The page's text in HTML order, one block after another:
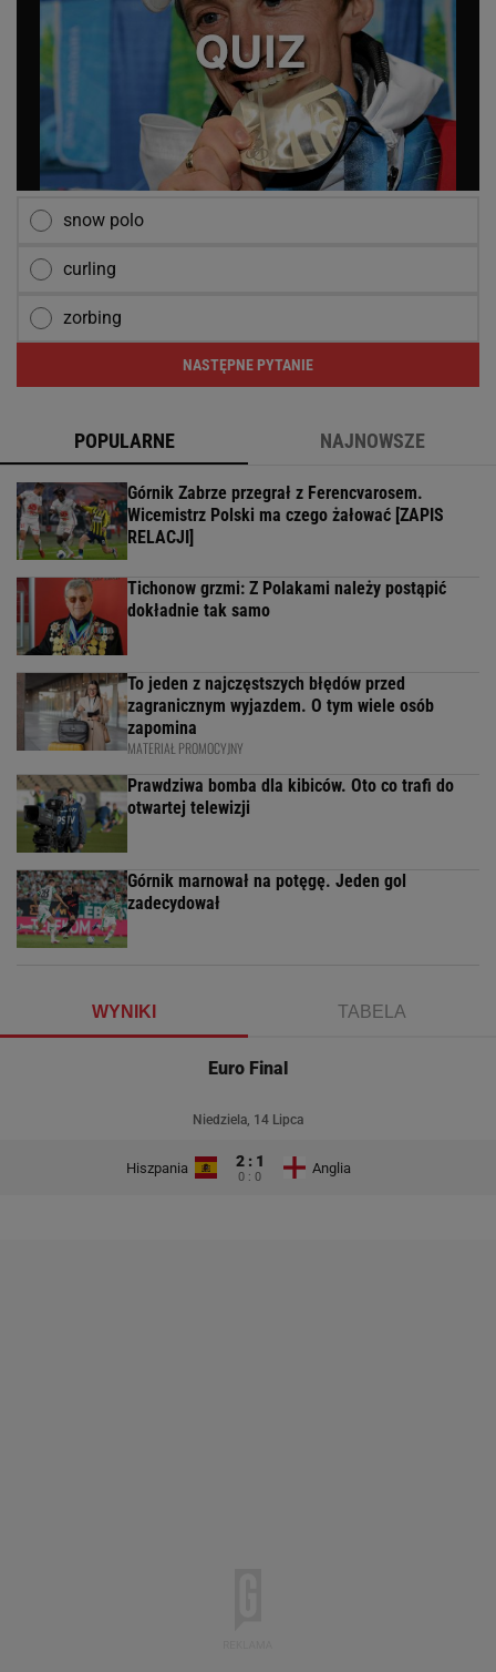
snow polo
curling
zorbing
NASTĘPNE PYTANIE
POPULARNE NAJNOWSZE
Górnik Zabrze przegrał z Ferencvarosem.
Wicemistrz Polski ma czego żałować [ZAPIS
RELACJI]
Tichonow grzmi: Z Polakami należy postąpić
dokładnie tak samo
To jeden z najczęstszych błędów przed
zagranicznym wyjazdem. O tym wiele osób
zapomina
MATERIAŁ PROMOCYJNY
Prawdziwa bomba dla kibiców. Oto co trafi do
otwartej telewizji
Górnik marnował na potęgę. Jeden gol
zadecydował
WYNIKI TABELA
Euro Final
Niedziela, 14 Lipca
Hiszpania 2 : 1
0 : 0
Anglia